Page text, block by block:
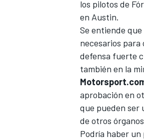
FÓRMULA E
los pilotos de
en Austin.
Se entiende
necesarios
defensa fuerte
también en la
aprobación en
que pueden ser
de otros
Podría haber un